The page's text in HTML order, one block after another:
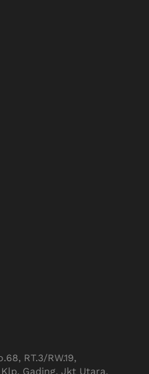
RT.3/RW.19,
Gading, Jkt Utara,